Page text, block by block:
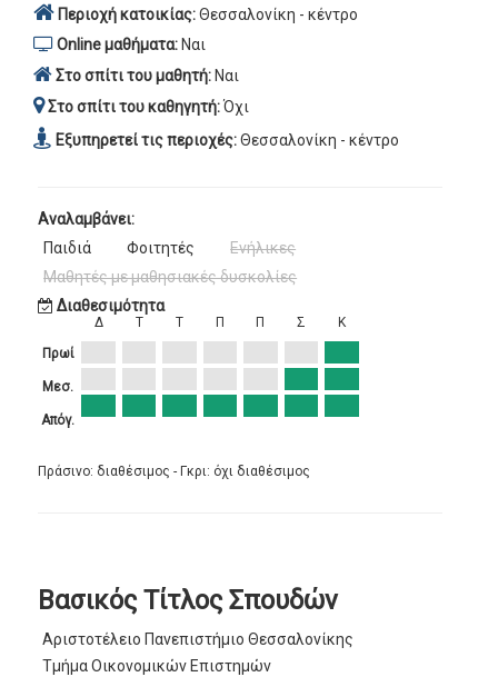
Περιοχή κατοικίας:Θεσσαλονίκη - κέντρο
Online μαθήματα: Ναι
Στο σπίτι του μαθητή: Ναι
Στο σπίτι του καθηγητή:Όχι
Εξυπηρετεί τις περιοχές:Θεσσαλονίκη - κέντρο
Αναλαμβάνει:
Παιδιά
Φοιτητές
Ενήλικες
Μαθητές με μαθησιακές δυσκολίες
Διαθεσιμότητα
Πρωί
Μεσ.
Απόγ.
Δ Τ Τ Π Π Σ Κ
Πράσινο: διαθέσιμος - Γκρι: όχι διαθέσιμος
Βασικός Τίτλος Σπουδών
Αριστοτέλειο Πανεπιστήμιο Θεσσαλονίκης
Τμήμα Οικονομικών Επιστημών